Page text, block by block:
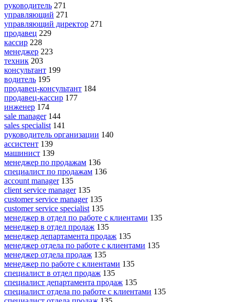
руководитель 271
управляющий 271
управляющий директор 271
продавец 229
кассир 228
менеджер 223
техник 203
консультант 199
водитель 195
продавец-консультант 184
продавец-кассир 177
инженер 174
sale manager 144
sales specialist 141
руководитель организации 140
ассистент 139
машинист 139
менеджер по продажам 136
специалист по продажам 136
account manager 135
client service manager 135
customer service manager 135
customer service specialist 135
менеджер в отдел по работе с клиентами 135
менеджер в отдел продаж 135
менеджер департамента продаж 135
менеджер отдела по работе с клиентами 135
менеджер отдела продаж 135
менеджер по работе с клиентами 135
специалист в отдел продаж 135
специалист департамента продаж 135
специалист отдела по работе с клиентами 135